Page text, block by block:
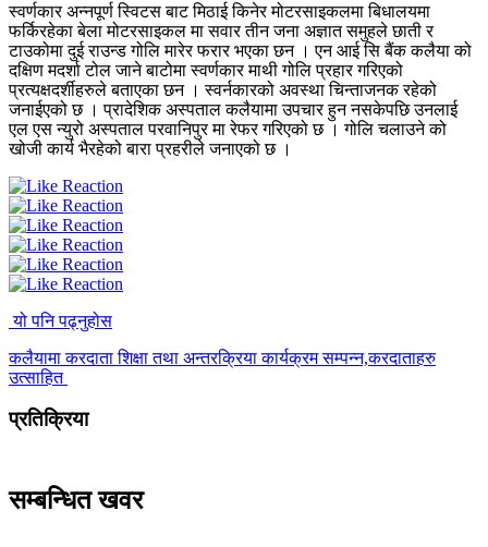
स्वर्णकार अन्नपूर्ण स्विटस बाट मिठाई किनेर मोटरसाइकलमा बिधालयमा
फर्किरहेका बेला मोटरसाइकल मा सवार तीन जना अज्ञात समुहले छाती र
टाउकोमा दुई राउन्ड गोलि मारेर फरार भएका छन । एन आई सि बैंक कलैया को
दक्षिण मदर्शा टोल जाने बाटोमा स्वर्णकार माथी गोलि प्रहार गरिएको
प्रत्यक्षदर्शीहरुले बताएका छन । स्वर्नकारको अवस्था चिन्ताजनक रहेको
जनाईएको छ । प्रादेशिक अस्पताल कलैयामा उपचार हुन नसकेपछि उनलाई
एल एस न्युरो अस्पताल परवानिपुर मा रेफर गरिएको छ । गोलि चलाउने को
खोजी कार्य भैरहेको बारा प्रहरीले जनाएको छ ।
यो पनि पढ्नुहोस
कलैयामा करदाता शिक्षा तथा अन्तरक्रिया कार्यक्रम सम्पन्न,करदाताहरु
उत्साहित
प्रतिक्रिया
सम्बन्धित खवर